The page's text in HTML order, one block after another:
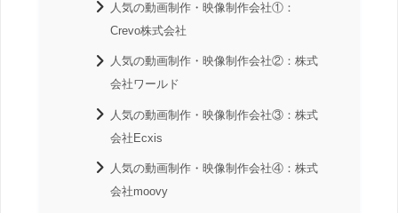
人気の動画制作・映像制作会社①：
Crevo株式会社
人気の動画制作・映像制作会社②：株式
会社ワールド
人気の動画制作・映像制作会社③：株式
会社Ecxis
人気の動画制作・映像制作会社④：株式
会社moovy